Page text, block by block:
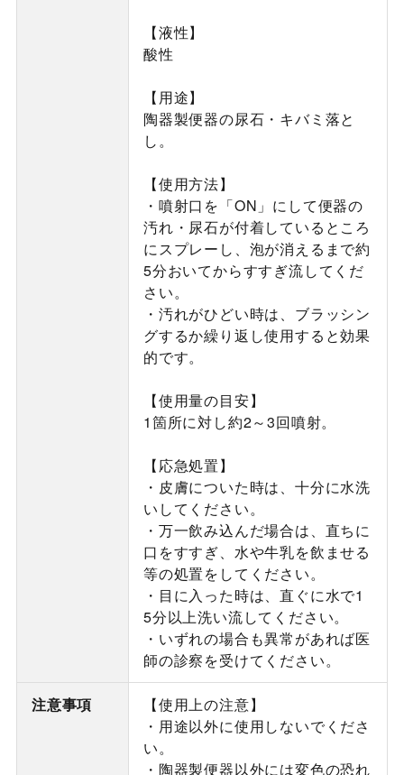
【液性】
酸性
【用途】
陶器製便器の尿石・キバミ落と
し。
【使用方法】
・噴射口を「ON」にして便器の
汚れ・尿石が付着しているところ
にスプレーし、泡が消えるまで約
5分おいてからすすぎ流してくだ
さい。
・汚れがひどい時は、ブラッシン
グするか繰り返し使用すると効果
的です。
【使用量の目安】
1箇所に対し約2～3回噴射。
【応急処置】
・皮膚についた時は、十分に水洗
いしてください。
・万一飲み込んだ場合は、直ちに
口をすすぎ、水や牛乳を飲ませる
等の処置をしてください。
・目に入った時は、直ぐに水で1
5分以上洗い流してください。
・いずれの場合も異常があれば医
師の診察を受けてください。
注意事項
【使用上の注意】
・用途以外に使用しないでくださ
い。
・陶器製便器以外には変色の恐れ